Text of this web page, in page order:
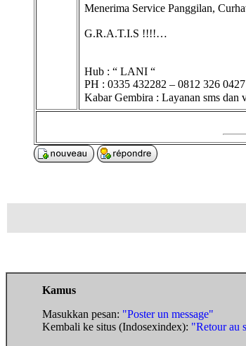
Menerima Service Panggilan,
G.R.A.T.I.S !!!!…
Hub : “ LANI “
PH : 0335 432282 – 0812 326
Kabar Gembira : Layanan sms dan
Kamus
Masukkan pesan: "Poster un message"
Kembali ke situs (Indosexindex): "Retour au